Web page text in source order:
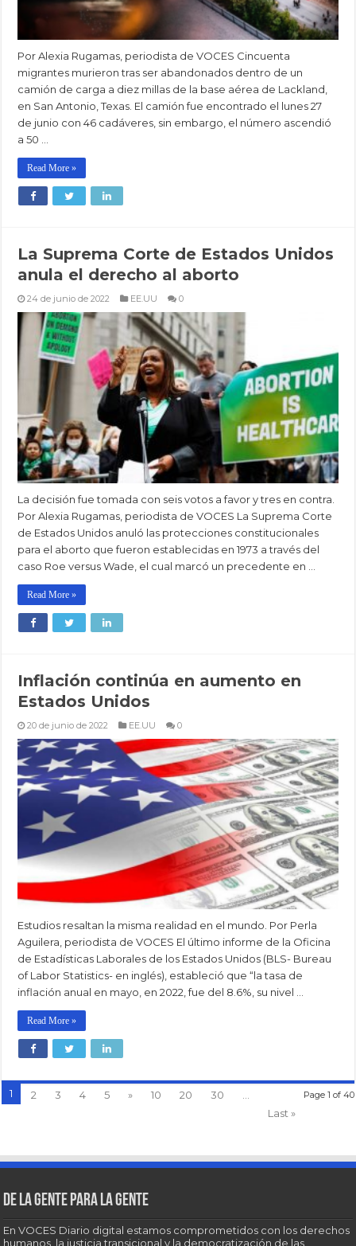
Por Alexia Rugamas, periodista de VOCES Cincuenta
migrantes murieron tras ser abandonados dentro de un
camión de carga a diez millas de la base aérea de Lackland,
en San Antonio, Texas. El camión fue encontrado el lunes 27
de junio con 46 cadáveres, sin embargo, el número ascendió
a 50 …
Read More »
La Suprema Corte de Estados Unidos
anula el derecho al aborto
24 de junio de 2022 EE.UU 0
La decisión fue tomada con seis votos a favor y tres en contra.
Por Alexia Rugamas, periodista de VOCES La Suprema Corte
de Estados Unidos anuló las protecciones constitucionales
para el aborto que fueron establecidas en 1973 a través del
caso Roe versus Wade, el cual marcó un precedente en …
Read More »
Inflación continúa en aumento en
Estados Unidos
20 de junio de 2022 EE.UU 0
Estudios resaltan la misma realidad en el mundo. Por Perla
Aguilera, periodista de VOCES El último informe de la Oficina
de Estadísticas Laborales de los Estados Unidos (BLS- Bureau
of Labor Statistics- en inglés), estableció que “la tasa de
inflación anual en mayo, en 2022, fue del 8.6%, su nivel …
Read More »
Page 1 of 40
1 2 3 4 5 » 10 20 30
...
Last »
De la gente para la gente
En VOCES Diario digital estamos comprometidos con los derechos
humanos, la justicia transicional y la democratización de las